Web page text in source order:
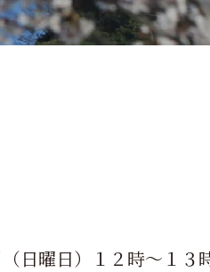
日曜日）１２時～１